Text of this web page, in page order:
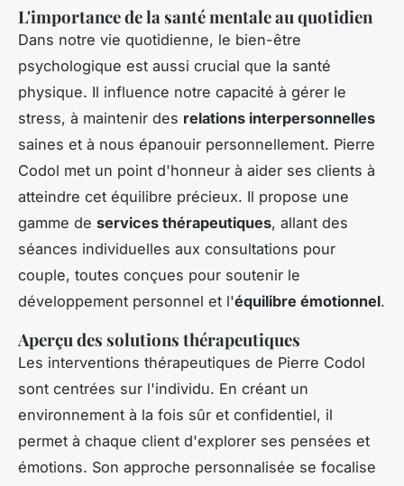
L'importance de la santé mentale au quotidien
Dans notre vie quotidienne, le bien-être
psychologique est aussi crucial que la santé
physique. Il influence notre capacité à gérer le
stress, à maintenir des relations interpersonnelles
saines et à nous épanouir personnellement. Pierre
Codol met un point d'honneur à aider ses clients à
atteindre cet équilibre précieux. Il propose une
gamme de services thérapeutiques, allant des
séances individuelles aux consultations pour
couple, toutes conçues pour soutenir le
développement personnel et l'équilibre émotionnel.
Aperçu des solutions thérapeutiques
Les interventions thérapeutiques de Pierre Codol
sont centrées sur l'individu. En créant un
environnement à la fois sûr et confidentiel, il
permet à chaque client d'explorer ses pensées et
émotions. Son approche personnalisée se focalise